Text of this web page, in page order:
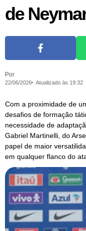
de
Por
22/06/2026 Atualizado às 19:32
Com a proximidade de
desafios de formação
necessidade de
Gabriel Martinelli, do
papel de maior
em qualquer flanco do